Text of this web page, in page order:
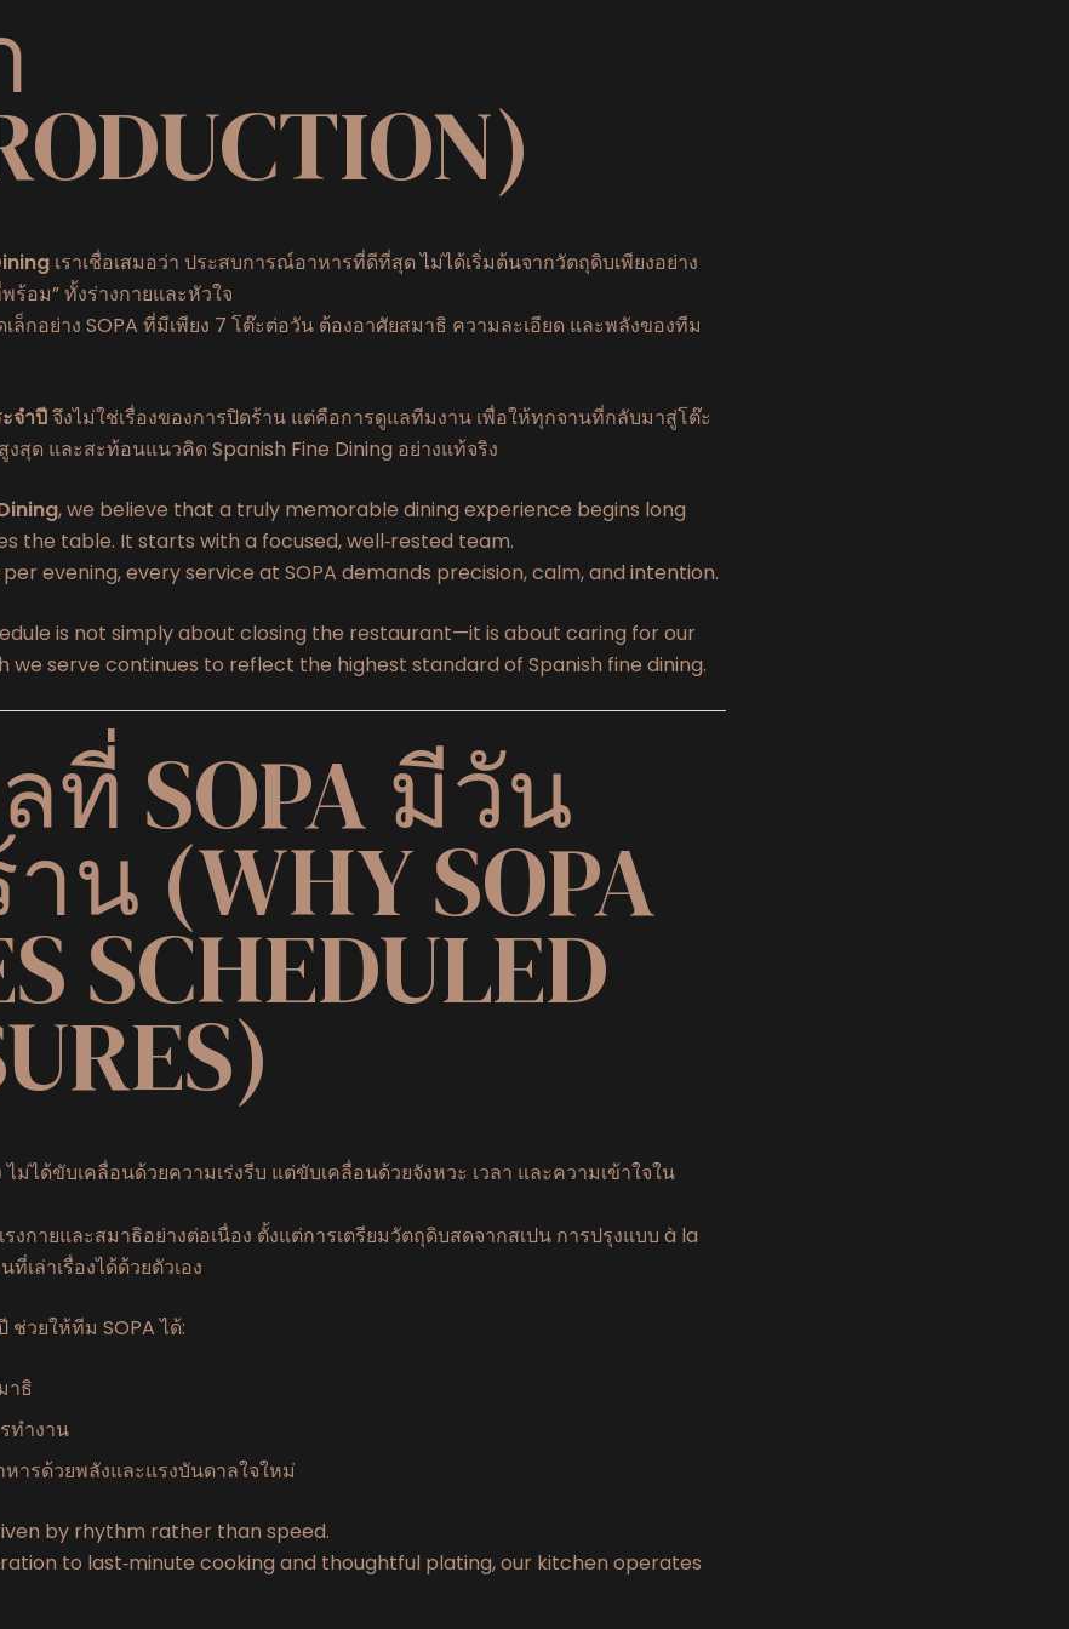
เราเชื่อเสมอว่า ประสบการณ์อาหารที่ดีที่สุด ไม่ได้เริ่มต้นจากวัตถุดิบเพียงอย่าง
ร้อม” ทั้งร่างกายและหัวใจ
ล็กอย่าง SOPA ที่มีเพียง 7 โต๊ะต่อวัน ต้องอาศัยสมาธิ ความละเอียด และพลังของทีม
จำปีจึงไม่ใช่เรื่องของการปิดร้าน แต่คือการดูแลทีมงาน เพื่อให้ทุกจานที่กลับมาสู่โต๊ะ
สุด และสะท้อนแนวคิด Spanish Fine Dining อย่างแท้จริง
, we believe that a truly memorable dining experience begins long
the table. It starts with a focused, well‑rested team.
evening, every service at SOPA demands precision, calm, and intention.
is not simply about closing the restaurant—it is about caring for our
we serve continues to reflect the highest standard of Spanish fine dining.
ที่ SOPA มีวัน
น (WHY SOPA
SCHEDULED
ม่ได้ขับเคลื่อนด้วยความเร่งรีบ แต่ขับเคลื่อนด้วยจังหวะ เวลา และความเข้าใจใน
งกายและสมาธิอย่างต่อเนื่อง ตั้งแต่การเตรียมวัตถุดิบสดจากสเปน การปรุงแบบ à la
เล่าเรื่องได้ด้วยตัวเอง
วยให้ทีม SOPA ได้:
าธิ
ทำงาน
ารด้วยพลังและแรงบันดาลใจใหม่
by rhythm rather than speed.
to last‑minute cooking and thoughtful plating, our kitchen operates